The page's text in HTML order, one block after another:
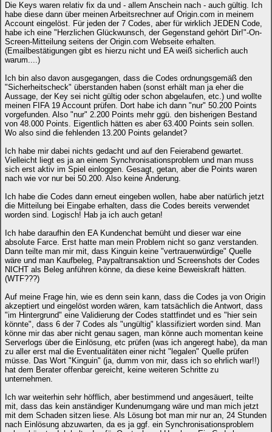
Die Keys waren relativ fix da und - allem Anschein nach - auch gültig. Ich
habe diese dann über meinen Arbeitsrechner auf Origin.com in meinem
Account eingelöst. Für jeden der 7 Codes, aber für wirklich JEDEN Code,
habe ich eine "Herzlichen Glückwunsch, der Gegenstand gehört Dir!"-On-
Screen-Mitteilung seitens der Origin.com Webseite erhalten.
(Emailbestätigungen gibt es hierzu nicht und EA weiß sicherlich auch
warum....)
Ich bin also davon ausgegangen, dass die Codes ordnungsgemäß den
"Sicherheitscheck" überstanden haben (sonst erhält man ja eher die
Aussage, der Key sei nicht gültig oder schon abgelaufen, etc.) und wollte
meinen FIFA 19 Account prüfen. Dort habe ich dann "nur" 50.200 Points
vorgefunden. Also "nur" 2.200 Points mehr ggü. den bisherigen Bestand
von 48.000 Points. Eigentlich hätten es aber 63.400 Points sein sollen.
Wo also sind die fehlenden 13.200 Points gelandet?
Ich habe mir dabei nichts gedacht und auf den Feierabend gewartet.
Vielleicht liegt es ja an einem Synchronisationsproblem und man muss
sich erst aktiv im Spiel einloggen. Gesagt, getan, aber die Points waren
nach wie vor nur bei 50.200. Also keine Änderung.
Ich habe die Codes dann erneut eingeben wollen, habe aber natürlich jetzt
die Mitteilung bei Eingabe erhalten, dass die Codes bereits verwendet
worden sind. Logisch! Hab ja ich auch getan!
Ich habe daraufhin den EA Kundenchat bemüht und dieser war eine
absolute Farce. Erst hatte man mein Problem nicht so ganz verstanden.
Dann teilte man mir mit, dass Kinguin keine "vertrauenwürdige" Quelle
wäre und man Kaufbeleg, Paypaltransaktion und Screenshots der Codes
NICHT als Beleg anführen könne, da diese keine Beweiskraft hätten.
(WTF???)
Auf meine Frage hin, wie es denn sein kann, dass die Codes ja von Origin
akzeptiert und eingelöst worden wären, kam tatsächlich die Antwort, dass
"im Hintergrund" eine Validierung der Codes stattfindet und es "hier sein
könnte", dass 6 der 7 Codes als "ungültig" klassifiziert worden sind. Man
könne mir das aber nicht genau sagen, man könne auch momentan keine
Serverlogs über die Einlösung, etc prüfen (was ich angeregt habe), da man
zu aller erst mal die Eventualitäten einer nicht "legalen" Quelle prüfen
müsse. Das Wort "Kinguin" (ja, dumm von mir, dass ich so ehrlich war!!)
hat dem Berater offenbar gereicht, keine weiteren Schritte zu
unternehmen.
Ich war weiterhin sehr höfflich, aber bestimmend und angesäuert, teilte
mit, dass das kein anständiger Kundenumgang wäre und man mich jetzt
mit dem Schaden sitzen liese. Als Lösung bot man mir nur an, 24 Stunden
nach Einlösung abzuwarten, da es ja ggf. ein Synchronisationsproblem